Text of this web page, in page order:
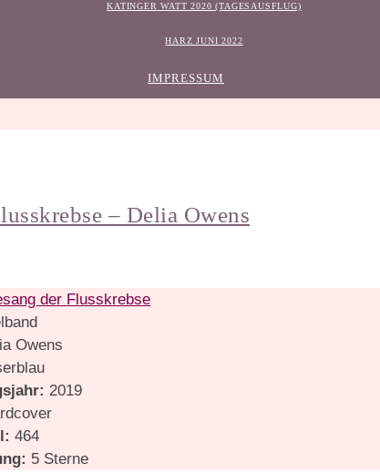
KATINGER WATT 2020 (TAGESAUSFLUG)
HARZ JUNI 2022
IMPRESSUM
– Delia Owens
der Flusskrebse
Owens
2019
464
5 Sterne